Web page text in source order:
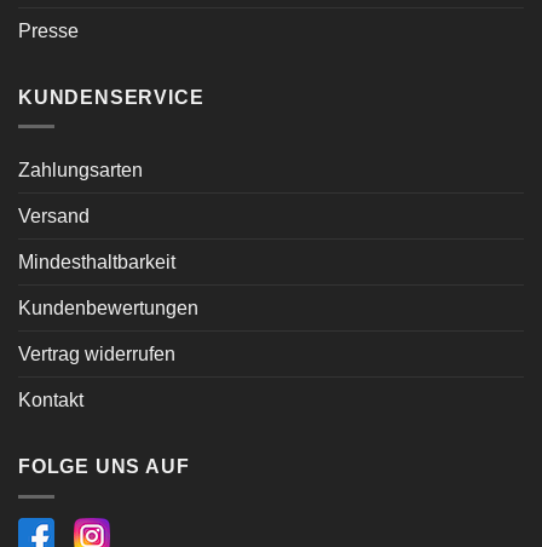
Presse
KUNDENSERVICE
Zahlungsarten
Versand
Mindesthaltbarkeit
Kundenbewertungen
Vertrag widerrufen
Kontakt
FOLGE UNS AUF